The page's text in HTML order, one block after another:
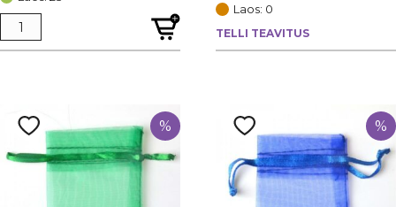
oli:
€ 0,19.
is:
€ 0,14.
hind
oli:
€ 0,19.
price
is:
€ 0,14.
Laos: 0
TELLI TEAVITUS
% %